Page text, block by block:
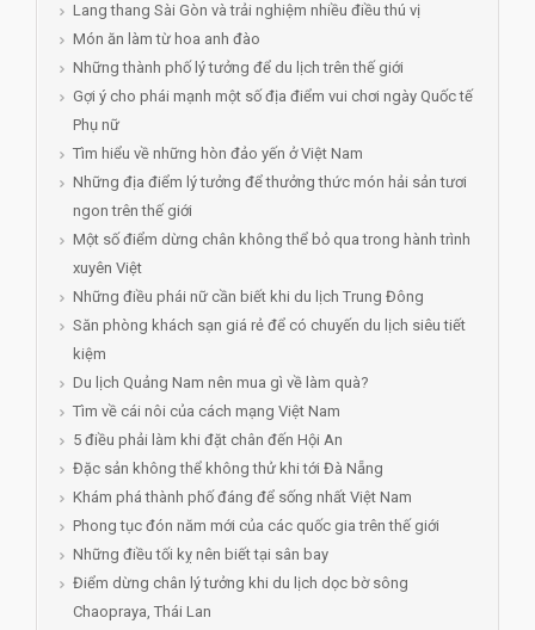
Lang thang Sài Gòn và trải nghiệm nhiều điều thú vị
Món ăn làm từ hoa anh đào
Những thành phố lý tưởng để du lịch trên thế giới
Gợi ý cho phái mạnh một số địa điểm vui chơi ngày Quốc tế
Phụ nữ
Tìm hiểu về những hòn đảo yến ở Việt Nam
Những địa điểm lý tưởng để thưởng thức món hải sản tươi
ngon trên thế giới
Một số điểm dừng chân không thể bỏ qua trong hành trình
xuyên Việt
Những điều phái nữ cần biết khi du lịch Trung Đông
Săn phòng khách sạn giá rẻ để có chuyến du lịch siêu tiết
kiệm
Du lịch Quảng Nam nên mua gì về làm quà?
Tìm về cái nôi của cách mạng Việt Nam
5 điều phải làm khi đặt chân đến Hội An
Đặc sản không thể không thử khi tới Đà Nẵng
Khám phá thành phố đáng để sống nhất Việt Nam
Phong tục đón năm mới của các quốc gia trên thế giới
Những điều tối kỵ nên biết tại sân bay
Điểm dừng chân lý tưởng khi du lịch dọc bờ sông
Chaopraya, Thái Lan